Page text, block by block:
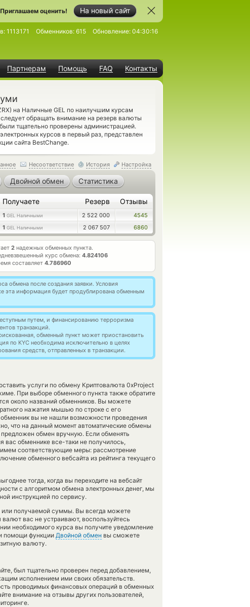
На новый сайт
оценить!
Партнерам Помощь FAQ Контакты
1113171 Обменников: 615 Обновление: 04:30:16
на Наличные GEL по наилучшим курсам
обращать внимание на резерв валюты
тщательно проверены администрацией.
курсов в первый раз, представлен
сайта BestChange.
Несоответствие История Настройка
Двойной обмен Статистика
Получаете Резерв Отзывы
1 GEL Наличными 2 522 000
4545
1 GEL Наличными 2 067 507 6860
2 надежных обменных пункта.
курс обмена: 4.824106
составляет 4.786960
обмена после создания заявки. Условия
эта информация будет продублирована обменным
путем, и финансированию терроризма
транзакций.
обменный пункт может приостановить
по KYC необходима исключительно в целях
средств, отправленных в транзакции.
услуги по обмену Криптовалюта 0xProject
При выборе обменного пункта также обратите
около названий обменников. Вы можете
нажатия мышью по строке с его
вы не нашли возможности проведения
что на данный момент автоматические обмены
обмен вручную. Если обменять
вас обменнике все-таки не получилось,
соответствующие меры: рассмотрение
обменного вебсайта из рейтинга текущего
тогда, когда вы переходите на вебсайт
с алгоритмом обмена электронных денег, мы
инструкцией по сервису.
или получаемой суммы. Вы всегда можете
вас не устраивают, воспользуйтесь
необходимого курса вы получите уведомление
помощи функции Двойной обмен вы сможете
валюту.
был тщательно проверен перед добавлением,
исполнением ими своих обязательств.
проводимых финансовых операций в обменных
внимание на отзывы других пользователей,